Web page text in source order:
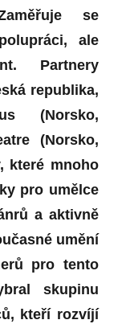
se
ale
Partnery
republika,
(Norsko,
(Norsko,
které mnoho
pro umělce
a aktivně
umění
pro tento
skupinu
kteří rozvíjí